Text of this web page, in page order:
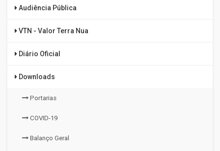
Audiência Pública
VTN - Valor Terra Nua
Diário Oficial
Downloads
Portarias
COVID-19
Balanço Geral